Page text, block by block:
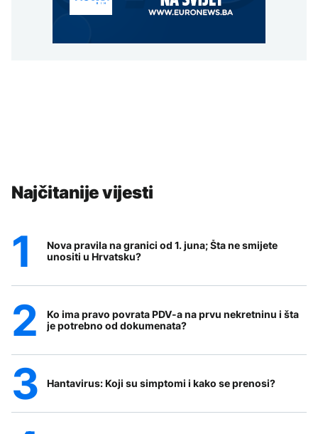
Najčitanije vijesti
Nova pravila na granici od 1. juna; Šta ne smijete
unositi u Hrvatsku?
Ko ima pravo povrata PDV-a na prvu nekretninu i šta
je potrebno od dokumenata?
Hantavirus: Koji su simptomi i kako se prenosi?